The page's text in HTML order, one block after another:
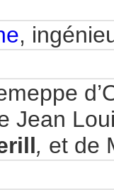
,
Jean
, et de